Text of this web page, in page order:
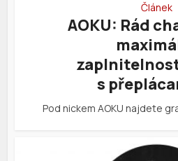
Článek
AOKU: Rád
s
Pod nickem AOKU najdete